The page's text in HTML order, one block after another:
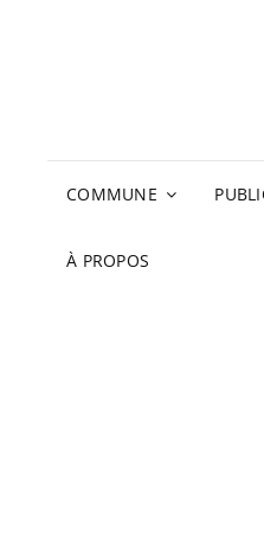
COMMUNE
À PROPOS